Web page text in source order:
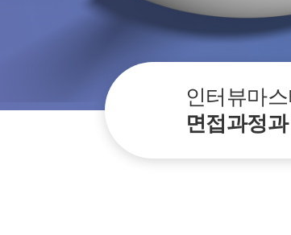
인터뷰마
면접과정